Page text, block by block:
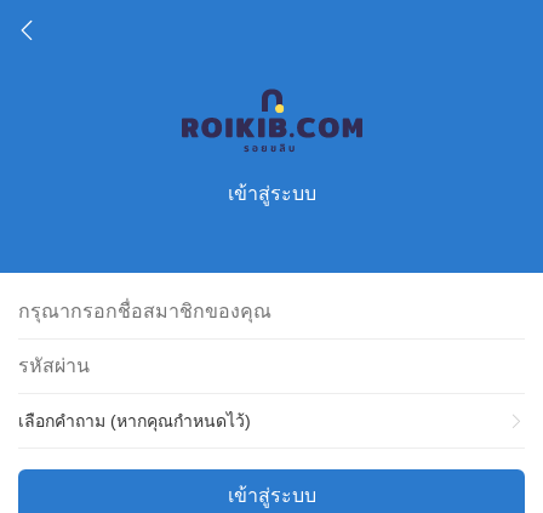
เข้าสู่ระบบ
เลือกคำถาม (หากคุณกำหนดไว้)
เข้าสู่ระบบ